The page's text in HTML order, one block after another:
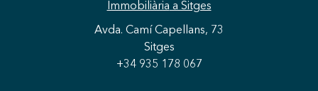
Immobiliària a Sitges
Avda. Camí Capellans, 73
Sitges
+34 935 178 067